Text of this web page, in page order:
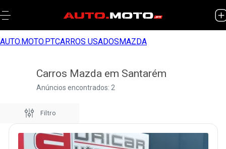
AUTO.MOTO.PTCARROS USADOSMAZDA
Carros Mazda em Santarém
Anúncios encontrados: 2
Filtro